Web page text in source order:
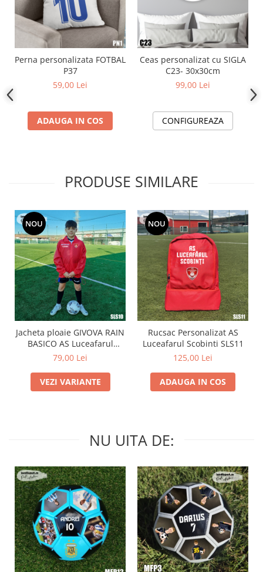
Perna personalizata FOTBAL
P37
59,00 Lei
ADAUGA IN COS
Ceas personalizat cu SIGLA
C23- 30x30cm
99,00 Lei
CONFIGUREAZA
PRODUSE SIMILARE
NOU
Jacheta ploaie GIVOVA RAIN
BASICO AS Luceafarul
Scobinti SLS10
79,00 Lei
VEZI VARIANTE
NOU
Rucsac Personalizat AS
Luceafarul Scobinti SLS11
125,00 Lei
ADAUGA IN COS
NU UITA DE: